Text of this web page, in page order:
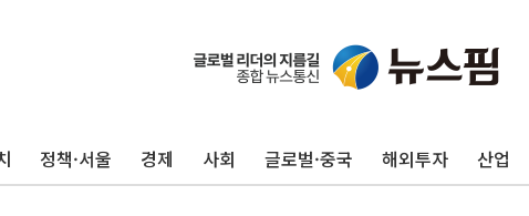
정책·서울 경제 사회 글로벌·중국 해외투자 산업